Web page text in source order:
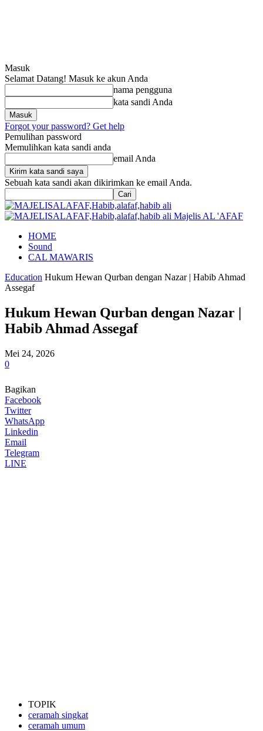
Masuk
Selamat Datang! Masuk ke akun Anda
nama pengguna
kata sandi Anda
Forgot your password? Get help
Pemulihan password
Memulihkan kata sandi anda
email Anda
Sebuah kata sandi akan dikirimkan ke email Anda.
Majelis AL 'AFAF
HOME
Sound
CAL MAWARIS
Education Hukum Hewan Qurban dengan Nazar | Habib Ahmad
Assegaf
Hukum Hewan Qurban dengan Nazar |
Habib Ahmad Assegaf
Mei 24, 2026
0
Bagikan
Facebook
Twitter
WhatsApp
Linkedin
Email
Telegram
LINE
TOPIK
ceramah singkat
ceramah umum